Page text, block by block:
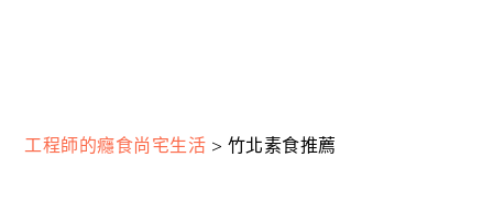
工程師的癮食尚宅生活 > 竹北素食推薦